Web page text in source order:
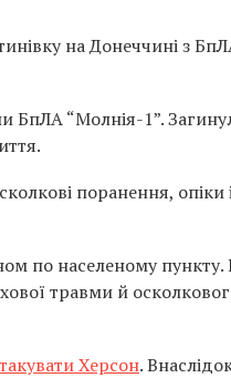
на Донеччині з
БпЛА “Молнія-1”.
поранення, опіки
по населеному пункту.
травми й
Херсон.